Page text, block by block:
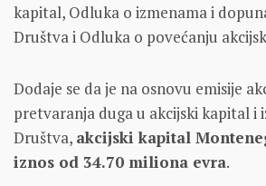
kapital, Odluka o izmenama i
Društva i Odluka o povećanju
Dodaje se da je na osnovu emisije
pretvaranja duga u akcijski kapital i
Društva, akcijski kapital
iznos od 34.70 miliona evra.